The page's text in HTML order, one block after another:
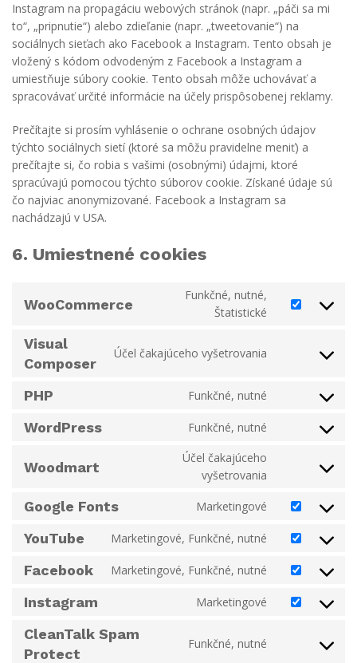
Instagram na propagáciu webových stránok (napr. „páči sa mi
to“, „pripnutie“) alebo zdieľanie (napr. „tweetovanie“) na
sociálnych sieťach ako Facebook a Instagram. Tento obsah je
vložený s kódom odvodeným z Facebook a Instagram a
umiestňuje súbory cookie. Tento obsah môže uchovávať a
spracovávať určité informácie na účely prispôsobenej reklamy.
Prečítajte si prosím vyhlásenie o ochrane osobných údajov
týchto sociálnych sietí (ktoré sa môžu pravidelne meniť) a
prečítajte si, čo robia s vašimi (osobnými) údajmi, ktoré
spracúvajú pomocou týchto súborov cookie. Získané údaje sú
čo najviac anonymizované. Facebook a Instagram sa
nachádzajú v USA.
6. Umiestnené cookies
WooCommerce
Funkčné, nutné,
Štatistické
Consent
woocommerce
Visual
Composer
Účel čakajúceho vyšetrovania
Consent
composer
PHP Funkčné, nutné
Consent
WordPress Funkčné, nutné
Consent
Woodmart
Účel čakajúceho
vyšetrovania
Consent
service
Google Fonts Marketingové
Consent
service
google-
YouTube Marketingové, Funkčné, nutné
Consent
service
youtube
Facebook Marketingové, Funkčné, nutné
Consent
service
Instagram Marketingové
Consent
CleanTalk Spam
Protect
Funkčné, nutné
Consent